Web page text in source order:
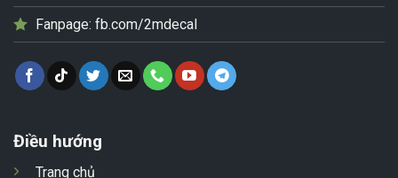
Fanpage: fb.com/2mdecal
Điều hướng
Trang chủ